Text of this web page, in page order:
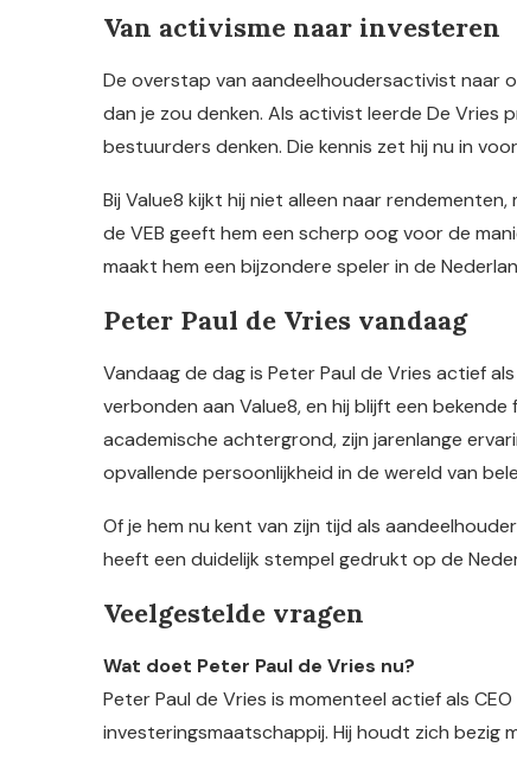
Van activisme naar investeren
De overstap van aandeelhoudersactivist naar
dan je zou denken. Als activist leerde De Vries
bestuurders denken. Die kennis zet hij nu in
Bij Value8 kijkt hij niet alleen naar
de VEB geeft hem een scherp oog voor de
maakt hem een bijzondere speler in de
Peter Paul de Vries vandaag
Vandaag de dag is Peter Paul de Vries actief
verbonden aan Value8, en hij blijft een
academische achtergrond, zijn jarenlange
opvallende persoonlijkheid in de wereld van
Of je hem nu kent van zijn tijd als
heeft een duidelijk stempel gedrukt op de
Veelgestelde vragen
Wat doet Peter Paul de Vries nu?
Peter Paul de Vries is momenteel actief als
investeringsmaatschappij. Hij houdt zich bezig